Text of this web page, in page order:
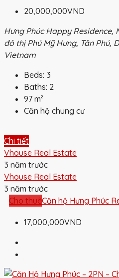
20,000,000VND
Hưng Phúc Happy Residence,
đô thị Phú Mỹ Hưng, Tân Phú,
Vietnam
Beds: 3
Baths: 2
97 m²
Căn hộ chung cư
Chi tiết
Vhouse Real Estate
3 năm trước
Vhouse Real Estate
3 năm trước
Cho thuêCăn hộ Hưng Phúc
17,000,000VND